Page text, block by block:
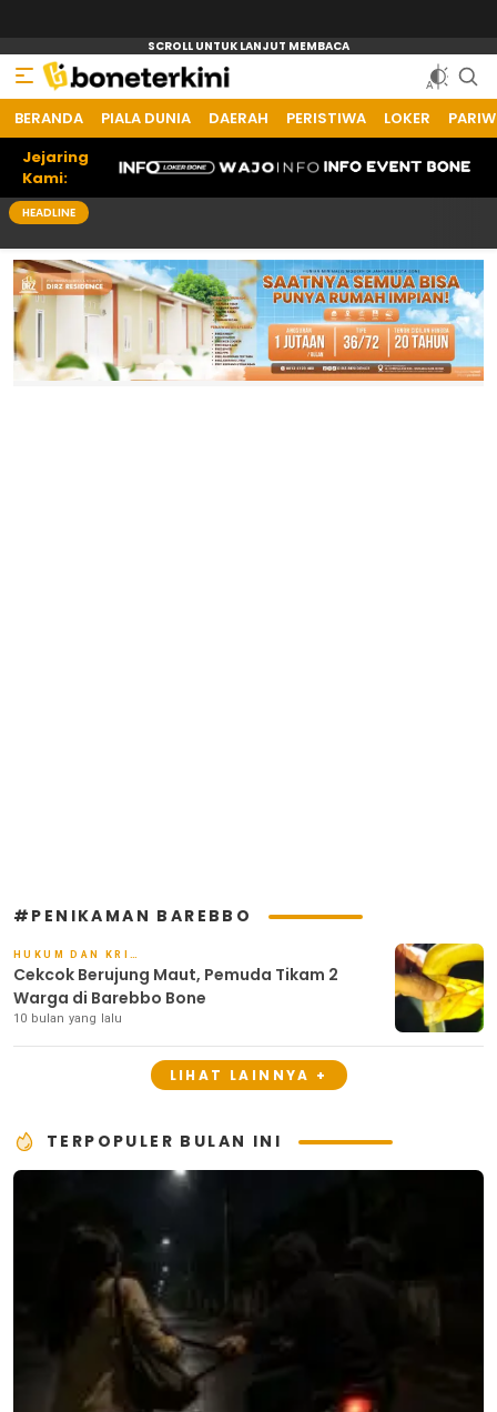
Bone Terkini
Referensi Informasi Terkini
BERANDA PIALA DUNIA DAERAH PERISTIWA LOKER
Jejaring
Kami:
HEADLINE
#PENIKAMAN BAREBBO
HUKUM DAN KRIMINAL
Cekcok Berujung Maut, Pemuda Tikam 2
Warga di Barebbo Bone
10 bulan yang lalu
LIHAT LAINNYA +
TERPOPULER BULAN INI